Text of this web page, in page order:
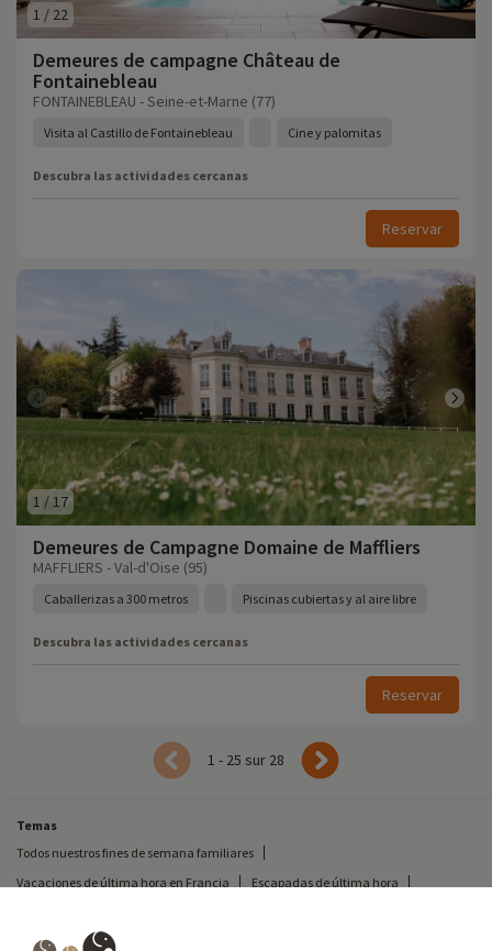
1 / 22
Demeures de campagne Château de
Fontainebleau
FONTAINEBLEAU - Seine-et-Marne (77)
Visita al Castillo de Fontainebleau Cine y palomitas
Descubra las actividades cercanas
Reservar
1 /17
Demeures de Campagne Domaine de Maffliers
MAFFLIERS - Val-d'Oise (95)
Caballerizas a 300 metros Piscinas cubiertas y al aire libre
Descubra las actividades cercanas
Reservar
1 - 25 sur 28
Temas
Todos nuestros fines de semana familiares
Vacaciones de última hora en Francia
Escapadas de última hora
Vacaciones en camping en Francia